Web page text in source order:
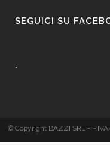
SEGUICI SU
.
© Copyright BAZZI SRL -